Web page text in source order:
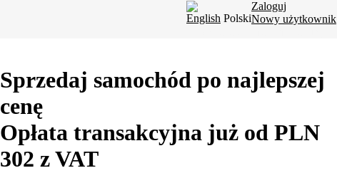
English Polski
Zaloguj
Nowy użytkownik
Sprzedaj samochód po najlepszej
cenę
Opłata transakcyjna już od PLN
302 z VAT